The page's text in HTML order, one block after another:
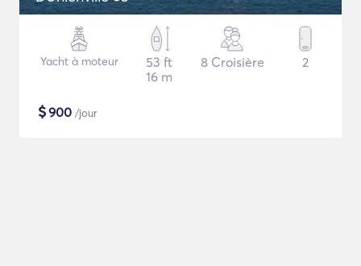
Yacht à moteur
53 ft
16 m
8 Croisière 2
$900 /jour